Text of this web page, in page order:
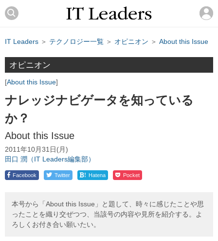
IT Leaders ＞ テクノロジー一覧 ＞ オピニオン ＞ About this Issue
オピニオン
About this Issue
ナレッジナビゲータを知っている
か？
About this Issue
2011年10月31日(月)
田口 潤（IT Leaders編集部）
Facebook Twitter ! Hatena Pocket
本号から「About this Issue」と題して、時々に感じたことや思
ったことを織り交ぜつつ、当該号の内容や見所を紹介する。よ
ろしくお付き合い願いたい。